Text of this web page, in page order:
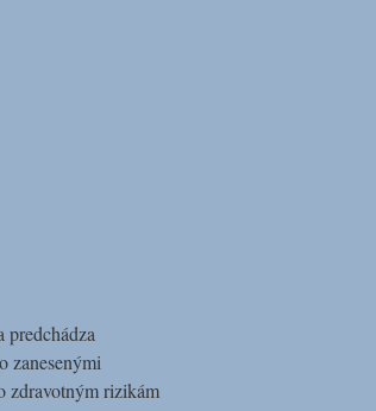
zanesenými
zdravotným rizikám